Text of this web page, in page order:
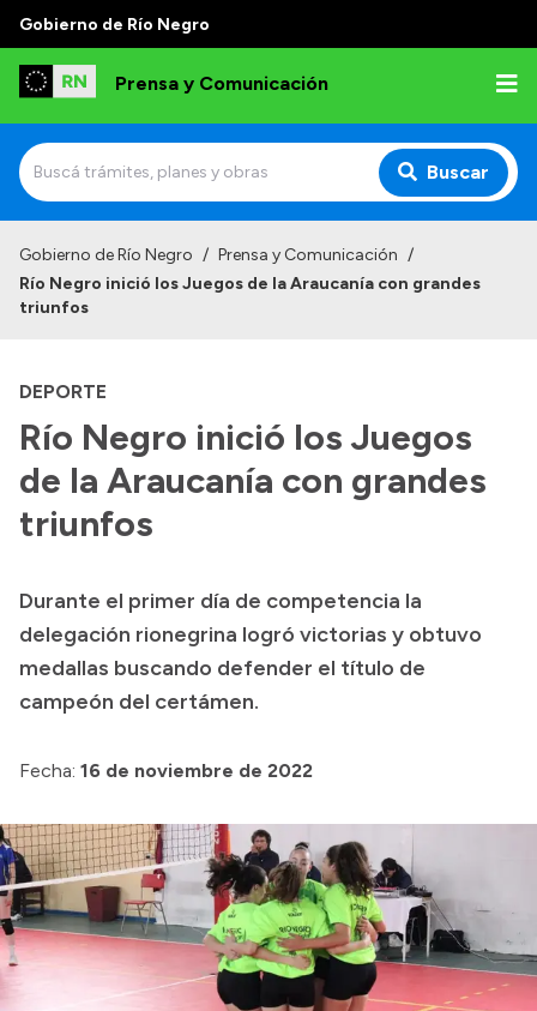
Gobierno de Río Negro
Prensa y Comunicación
Buscar
Institucional
Referentes de prensa
Archivo de noticias
Transparencia
Boletín Oficial
Compras y licitaciones
Consulta de expedientes
Convocatorias
Login
Gobierno de Río Negro / Prensa y Comunicación /
Río Negro inició los Juegos de la Araucanía con grandes
triunfos
DEPORTE
Río Negro inició los Juegos
de la Araucanía con grandes
triunfos
Durante el primer día de competencia la
delegación rionegrina logró victorias y obtuvo
medallas buscando defender el título de
campeón del certámen.
Fecha: 16 de noviembre de 2022